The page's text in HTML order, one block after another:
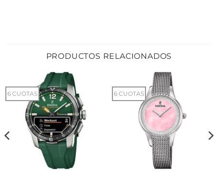
PRODUCTOS RELACIONADOS
6 CUOTAS 6 CUOTAS